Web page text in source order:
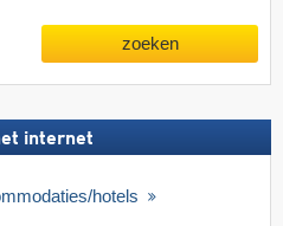
zoeken
internet
hotels